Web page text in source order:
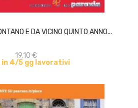
E DA VICINO QUINTO ANNO...
19,10 €
in 4/5 gg lavorativi
ACQUISTA